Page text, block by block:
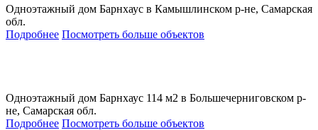
Одноэтажный дом Барнхаус в Камышлинском р-не, Самарская
обл.
Подробнее Посмотреть больше объектов
Одноэтажный дом Барнхаус 114 м2 в Большечерниговском р-
не, Самарская обл.
Подробнее Посмотреть больше объектов